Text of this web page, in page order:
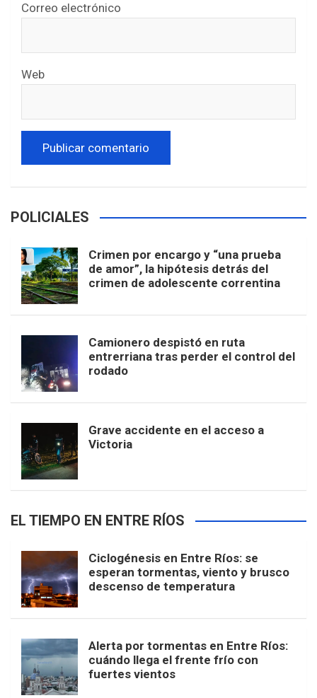
Correo electrónico
Web
POLICIALES
Crimen por encargo y “una prueba
de amor”, la hipótesis detrás del
crimen de adolescente correntina
Camionero despistó en ruta
entrerriana tras perder el control del
rodado
Grave accidente en el acceso a
Victoria
EL TIEMPO EN ENTRE RÍOS
Ciclogénesis en Entre Ríos: se
esperan tormentas, viento y brusco
descenso de temperatura
Alerta por tormentas en Entre Ríos:
cuándo llega el frente frío con
fuertes vientos